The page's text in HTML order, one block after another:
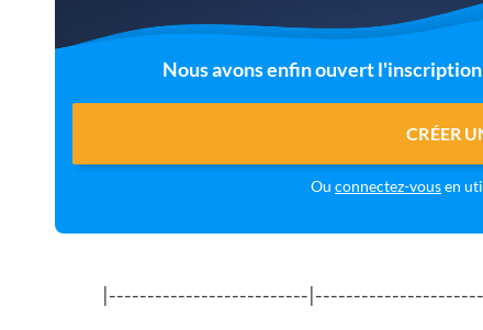
Nous avons enfin ouvert
CRÉER
Ou connectez-vousen
|--------------------------